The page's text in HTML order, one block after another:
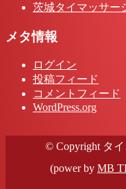
茨城タイマッサー
メタ情報
ログイン
投稿フィード
コメントフィード
WordPress.org
© Copyright タイ
(power by MB